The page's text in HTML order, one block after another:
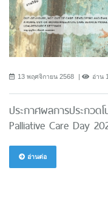
13 พฤศจิกายน 2568 อ่าน
ประกาศผลการประกวด
Palliative Care Day
อ่านต่อ